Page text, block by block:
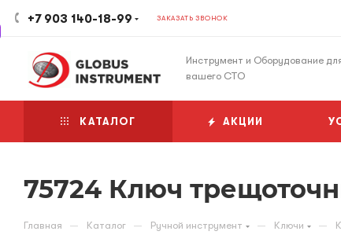
+7 903 140-18-99 ЗАКАЗАТЬ ЗВОНОК
Инструмент и Оборудование
вашего СТО
КАТАЛОГ АКЦИИ
75724 Ключ
Главная — Каталог — Ручной инструмент — Ключи —